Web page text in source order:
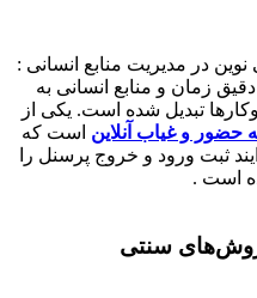
در مدیریت منابع انسانی :
زمان و منابع انسانی به
تبدیل شده است. یکی از
حضور و غیاب آنلاین است که
ثبت ورود و خروج پرسنل را
است .
روش‌های سنتی